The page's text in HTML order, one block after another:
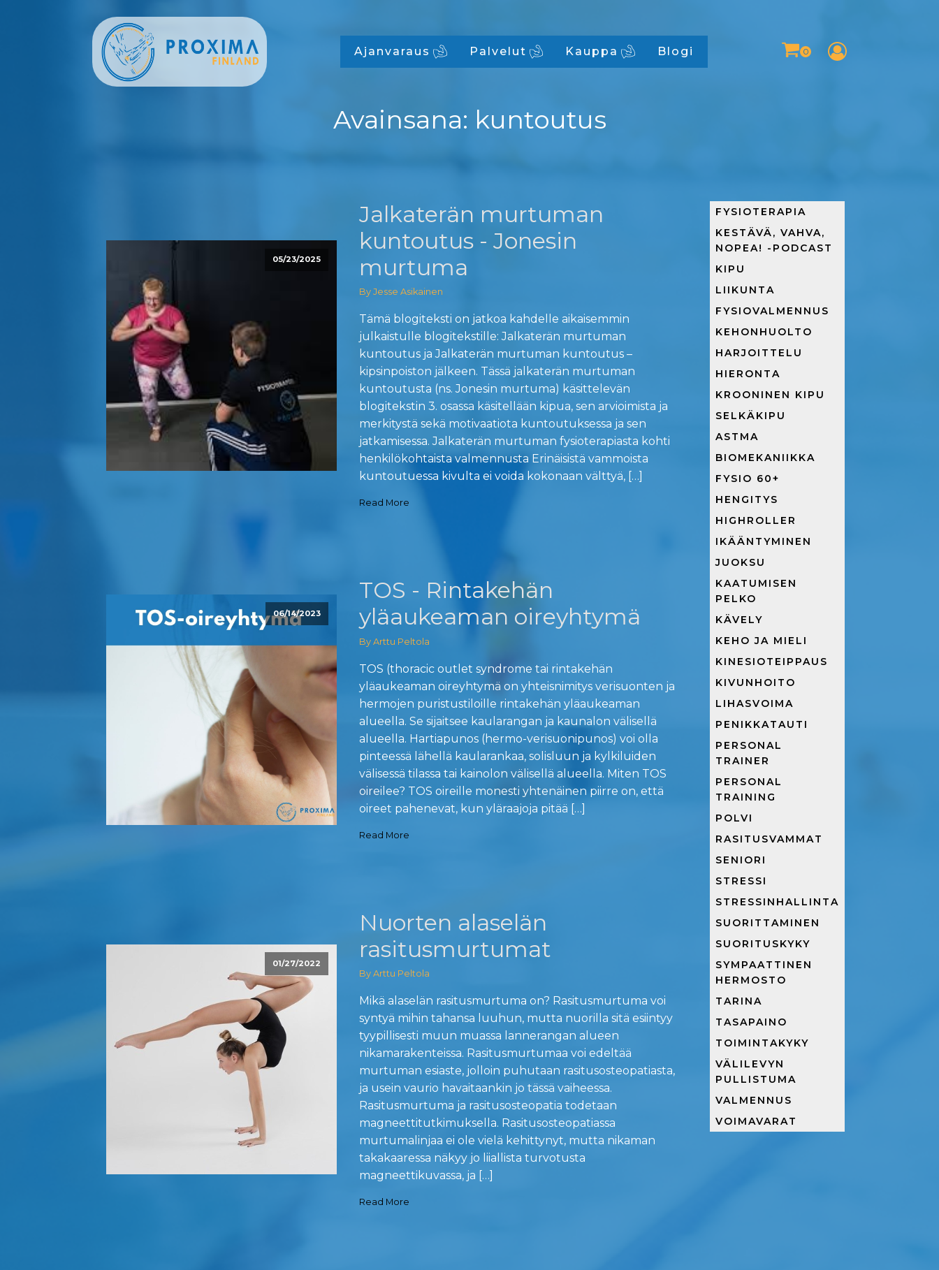
Ajanvaraus Palvelut Kauppa Blogi
Avainsana: kuntoutus
05/23/2025
Jalkaterän murtuman
kuntoutus - Jonesin
murtuma
By Jesse Asikainen
Tämä blogiteksti on jatkoa kahdelle aikaisemmin
julkaistulle blogitekstille: Jalkaterän murtuman
kuntoutus ja Jalkaterän murtuman kuntoutus –
kipsinpoiston jälkeen. Tässä jalkaterän murtuman
kuntoutusta (ns. Jonesin murtuma) käsittelevän
blogitekstin 3. osassa käsitellään kipua, sen arvioimista ja
merkitystä sekä motivaatiota kuntoutuksessa ja sen
jatkamisessa. Jalkaterän murtuman fysioterapiasta kohti
henkilökohtaista valmennusta Erinäisistä vammoista
kuntoutuessa kivulta ei voida kokonaan välttyä, […]
Read More
06/14/2023
TOS - Rintakehän
yläaukeaman oireyhtymä
By Arttu Peltola
TOS (thoracic outlet syndrome tai rintakehän
yläaukeaman oireyhtymä on yhteisnimitys verisuonten ja
hermojen puristustiloille rintakehän yläaukeaman
alueella. Se sijaitsee kaularangan ja kaunalon välisellä
alueella. Hartiapunos (hermo-verisuonipunos) voi olla
pinteessä lähellä kaularankaa, solisluun ja kylkiluiden
välisessä tilassa tai kainolon välisellä alueella. Miten TOS
oireilee? TOS oireille monesti yhtenäinen piirre on, että
oireet pahenevat, kun yläraajoja pitää […]
Read More
01/27/2022
Nuorten alaselän
rasitusmurtumat
By Arttu Peltola
Mikä alaselän rasitusmurtuma on? Rasitusmurtuma voi
syntyä mihin tahansa luuhun, mutta nuorilla sitä esiintyy
tyypillisesti muun muassa lannerangan alueen
nikamarakenteissa. Rasitusmurtumaa voi edeltää
murtuman esiaste, jolloin puhutaan rasitusosteopatiasta,
ja usein vaurio havaitaankin jo tässä vaiheessa.
Rasitusmurtuma ja rasitusosteopatia todetaan
magneettitutkimuksella. Rasitusosteopatiassa
murtumalinjaa ei ole vielä kehittynyt, mutta nikaman
takakaaressa näkyy jo liiallista turvotusta
magneettikuvassa, ja […]
Read More
FYSIOTERAPIA
KESTÄVÄ, VAHVA,
NOPEA! -PODCAST
KIPU
LIIKUNTA
FYSIOVALMENNUS
KEHONHUOLTO
HARJOITTELU
HIERONTA
KROONINEN KIPU
SELKÄKIPU
ASTMA
BIOMEKANIIKKA
FYSIO 60+
HENGITYS
HIGHROLLER
IKÄÄNTYMINEN
JUOKSU
KAATUMISEN
PELKO
KÄVELY
KEHO JA MIELI
KINESIOTEIPPAUS
KIVUNHOITO
LIHASVOIMA
PENIKKATAUTI
PERSONAL
TRAINER
PERSONAL
TRAINING
POLVI
RASITUSVAMMAT
SENIORI
STRESSI
STRESSINHALLINTA
SUORITTAMINEN
SUORITUSKYKY
SYMPAATTINEN
HERMOSTO
TARINA
TASAPAINO
TOIMINTAKYKY
VÄLILEVYN
PULLISTUMA
VALMENNUS
VOIMAVARAT